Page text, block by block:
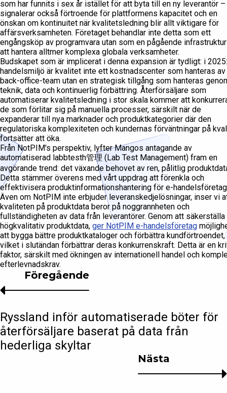
som har funnits i sex år istället för att byta till en ny leverantör –
signalerar också förtroende för plattformens kapacitet och en
önskan om kontinuitet när kvalitetsledning blir allt viktigare för
affärsverksamheten. Företaget behandlar inte detta som ett
engångsköp av programvara utan som en pågående
att hantera alltmer komplexa globala verksamheter.
Budskapet som är implicerat i denna expansion är tydligt: i
handelsmiljö är kvalitet inte ett kostnadscenter som hanteras av
back-office-team utan en strategisk tillgång som hanteras
teknik, data och kontinuerlig förbättring. Återförsäljare som
automatiserar kvalitetsledning i stor skala kommer att
de som förlitar sig på manuella processer, särskilt när de
expanderar till nya marknader och produktkategorier där den
regulatoriska komplexiteten och kundernas förväntningar på
fortsätter att öka.
Från NotPIM's perspektiv, lyfter Mangos antagande av
automatiserad labbtesth管理 (Lab Test Management) fram en
avgörande trend: det växande behovet av ren, pålitlig
Detta stämmer överens med vårt uppdrag att förenkla och
effektivisera produktinformationshantering för e-
Även om NotPIM inte erbjuder leveranskedjelösningar, inser vi
kvaliteten på produktdata beror på noggrannheten och
fullständigheten av data från leverantörer. Genom att säkerställa
högkvalitativ produktdata, ger NotPIM e-handelsföretag
att bygga bättre produktkataloger och förbättra kundförtroendet,
vilket i slutändan förbättrar deras konkurrenskraft. Detta är en
faktor, särskilt med ökningen av internationell handel och
efterlevnadskrav.
Nästa
Föregående
Ryssland inför automatiserade böter för
återförsäljare baserat på data från
hederliga skyltar